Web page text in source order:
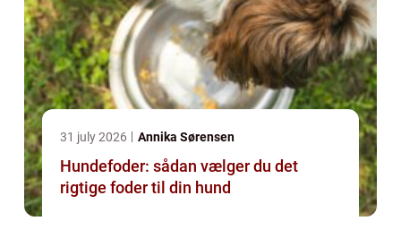
31 july 2026 Annika Sørensen
Hundefoder: sådan vælger du det
rigtige foder til din hund